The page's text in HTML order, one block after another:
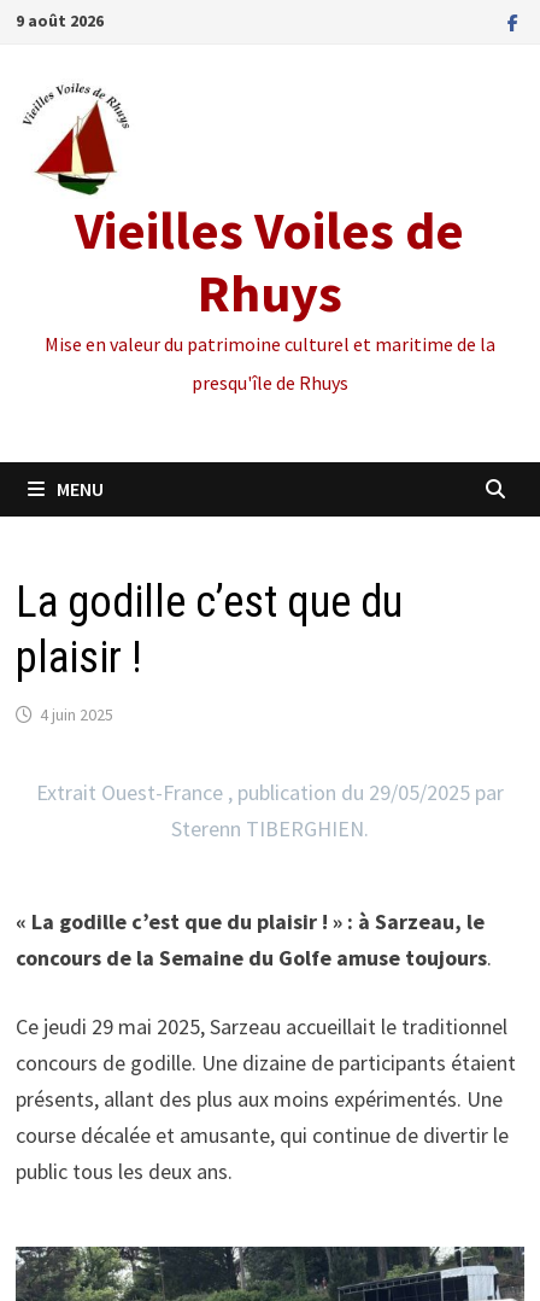
Passer
contenu
9 août 2026
Vieilles Voiles de
Rhuys
Mise en valeur du patrimoine culturel et maritime de la
presqu'île de Rhuys
MENU
La godille c’est que du
plaisir !
4 juin 2025
Extrait Ouest-France , publication du 29/05/2025 par
Sterenn TIBERGHIEN.
« La godille c’est que du plaisir ! » : à Sarzeau, le
concours de la Semaine du Golfe amuse toujours.
Ce jeudi 29 mai 2025, Sarzeau accueillait le traditionnel
concours de godille. Une dizaine de participants étaient
présents, allant des plus aux moins expérimentés. Une
course décalée et amusante, qui continue de divertir le
public tous les deux ans.